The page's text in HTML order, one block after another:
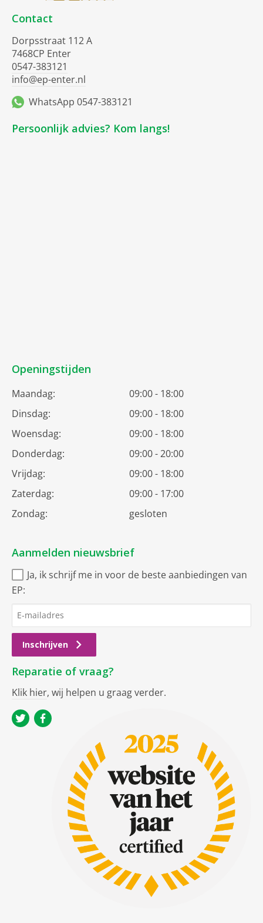
Contact
Dorpsstraat 112 A
7468CP Enter
0547-383121
info@ep-enter.nl
WhatsApp 0547-383121
Persoonlijk advies? Kom langs!
Openingstijden
Maandag:
09:00 - 18:00
Dinsdag:
09:00 - 18:00
Woensdag:
09:00 - 18:00
Donderdag:
09:00 - 20:00
Vrijdag:
09:00 - 18:00
Zaterdag:
09:00 - 17:00
Zondag:
gesloten
Aanmelden nieuwsbrief
Ja, ik schrijf me in voor de beste aanbiedingen van
EP:
Inschrijven
Reparatie of vraag?
Klik hier, wij helpen u graag verder.